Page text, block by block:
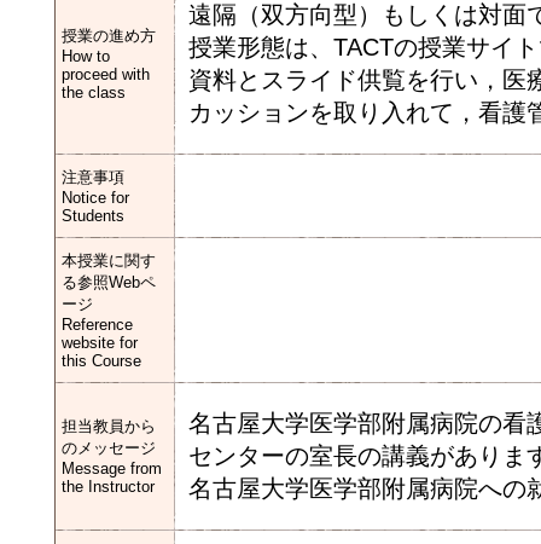
授業の進め方
How to
proceed with
the class
遠隔（双方向型）もしくは対面
授業形態は、TACTの授業サイ
資料とスライド供覧を行い，医
カッションを取り入れて，看護
注意事項
Notice for
Students
本授業に関す
る参照Webペ
ージ
Reference
website for
this Course
担当教員から
のメッセージ
Message from
the Instructor
名古屋大学医学部附属病院の看
センターの室長の講義がありま
名古屋大学医学部附属病院への